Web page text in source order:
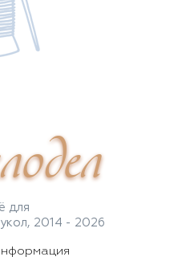
для
2014 - 2026